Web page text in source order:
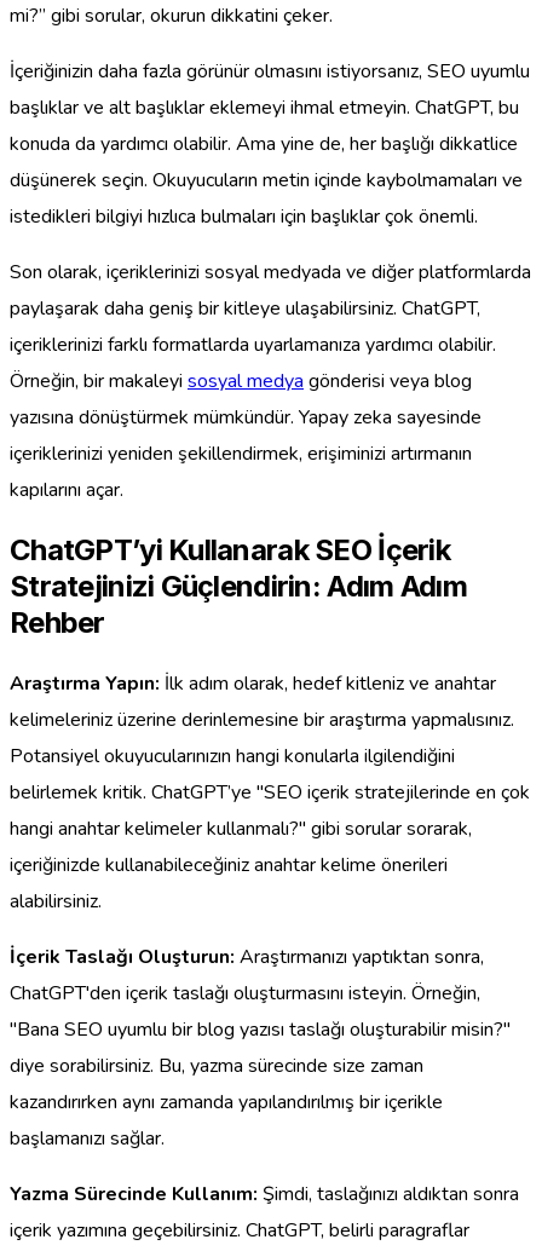
mi?” gibi sorular, okurun dikkatini çeker.
İçeriğinizin daha fazla görünür olmasını istiyorsanız, SEO uyumlu
başlıklar ve alt başlıklar eklemeyi ihmal etmeyin. ChatGPT, bu
konuda da yardımcı olabilir. Ama yine de, her başlığı dikkatlice
düşünerek seçin. Okuyucuların metin içinde kaybolmamaları ve
istedikleri bilgiyi hızlıca bulmaları için başlıklar çok önemli.
Son olarak, içeriklerinizi sosyal medyada ve diğer platformlarda
paylaşarak daha geniş bir kitleye ulaşabilirsiniz. ChatGPT,
içeriklerinizi farklı formatlarda uyarlamanıza yardımcı olabilir.
Örneğin, bir makaleyi sosyal medya gönderisi veya blog
yazısına dönüştürmek mümkündür. Yapay zeka sayesinde
içeriklerinizi yeniden şekillendirmek, erişiminizi artırmanın
kapılarını açar.
ChatGPT’yi Kullanarak SEO İçerik
Stratejinizi Güçlendirin: Adım Adım
Rehber
Araştırma Yapın: İlk adım olarak, hedef kitleniz ve anahtar
kelimeleriniz üzerine derinlemesine bir araştırma yapmalısınız.
Potansiyel okuyucularınızın hangi konularla ilgilendiğini
belirlemek kritik. ChatGPT’ye "SEO içerik stratejilerinde en çok
hangi anahtar kelimeler kullanmalı?" gibi sorular sorarak,
içeriğinizde kullanabileceğiniz anahtar kelime önerileri
alabilirsiniz.
İçerik Taslağı Oluşturun: Araştırmanızı yaptıktan sonra,
ChatGPT'den içerik taslağı oluşturmasını isteyin. Örneğin,
"Bana SEO uyumlu bir blog yazısı taslağı oluşturabilir misin?"
diye sorabilirsiniz. Bu, yazma sürecinde size zaman
kazandırırken aynı zamanda yapılandırılmış bir içerikle
başlamanızı sağlar.
Yazma Sürecinde Kullanım: Şimdi, taslağınızı aldıktan sonra
içerik yazımına geçebilirsiniz. ChatGPT, belirli paragraflar